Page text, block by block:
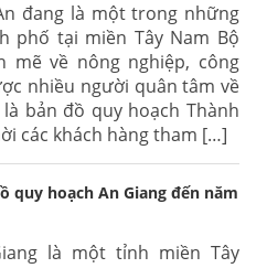
đang là một trong những
phố tại miền Tây Nam Bộ
mẽ về nông nghiệp, công
nhiều người quân tâm về
bản đồ quy hoạch Thành
các khách hàng tham […]
quy hoạch An Giang đến năm
là một tỉnh miền Tây